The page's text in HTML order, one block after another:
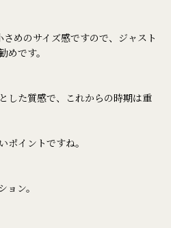
めのサイズ感ですので、ジャスト
めです。
した質感で、これからの時期は重
ポイントですね。
ン。